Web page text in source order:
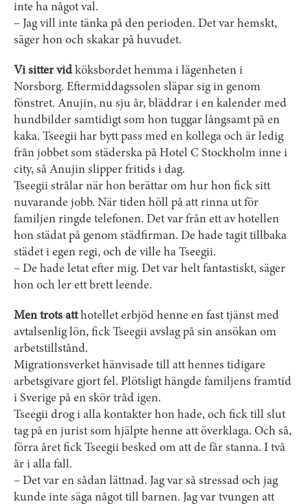
inte ha något val.
– Jag vill inte tänka på den perioden. Det var hemskt,
säger hon och skakar på huvudet.
Vi sitter vid köksbordet hemma i lägenheten i
Norsborg. Eftermiddagssolen släpar sig in genom
fönstret. Anujin, nu sju år, bläddrar i en kalender med
hundbilder samtidigt som hon tuggar långsamt på en
kaka. Tseegii har bytt pass med en kollega och är ledig
från jobbet som städerska på Hotel C Stockholm inne i
city, så Anujin slipper fritids i dag.
Tseegii strålar när hon berättar om hur hon fick sitt
nuvarande jobb. När tiden höll på att rinna ut för
familjen ringde telefonen. Det var från ett av hotellen
hon städat på genom städfirman. De hade tagit tillbaka
städet i egen regi, och de ville ha Tseegii.
– De hade letat efter mig. Det var helt fantastiskt, säger
hon och ler ett brett leende.
Men trots atthotellet erbjöd henne en fast tjänst med
avtalsenlig lön, fick Tseegii avslag på sin ansökan om
arbetstillstånd.
Migrationsverket hänvisade till att hennes tidigare
arbetsgivare gjort fel. Plötsligt hängde familjens framtid
i Sverige på en skör tråd igen.
Tseegii drog i alla kontakter hon hade, och fick till slut
tag på en jurist som hjälpte henne att överklaga. Och så,
förra året fick Tseegii besked om att de får stanna. I två
år i alla fall.
– Det var en sådan lättnad. Jag var så stressad och jag
kunde inte säga något till barnen. Jag var tvungen att